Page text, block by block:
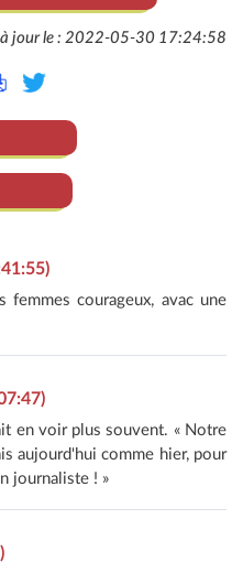
à jour le : 2022-05-30 17:24:58
femmes courageux, avac une
en voir plus souvent. « Notre
aujourd'hui comme hier, pour
journaliste ! »